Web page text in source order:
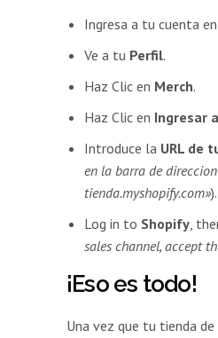
Ingresa a tu cuenta en
Ve a tu Perfil.
Haz Clic en Merch.
Haz Clic en Ingresar
Introduce la URL de
en la barra de
tienda.myshopify.com»).
Log in to Shopify,
sales channel, accept
¡Eso es todo!
Una vez que tu tienda